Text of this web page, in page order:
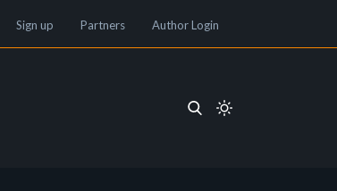
Sign up Partners Author Login